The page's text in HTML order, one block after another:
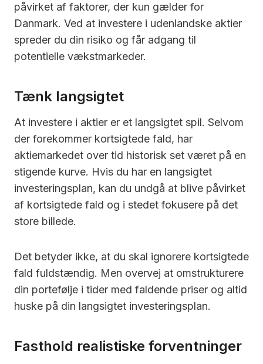
påvirket af faktorer, der kun gælder for
Danmark. Ved at investere i udenlandske aktier
spreder du din risiko og får adgang til
potentielle vækstmarkeder.
Tænk langsigtet
At investere i aktier er et langsigtet spil. Selvom
der forekommer kortsigtede fald, har
aktiemarkedet over tid historisk set været på en
stigende kurve. Hvis du har en langsigtet
investeringsplan, kan du undgå at blive påvirket
af kortsigtede fald og i stedet fokusere på det
store billede.
Det betyder ikke, at du skal ignorere kortsigtede
fald fuldstændig. Men overvej at omstrukturere
din portefølje i tider med faldende priser og altid
huske på din langsigtet investeringsplan.
Fasthold realistiske forventninger